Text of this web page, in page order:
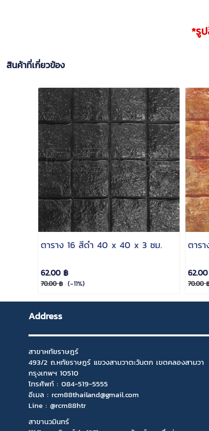
*รู
สินค้าที่เกี่ยวข้อง
ตาราง 16 สีดำ 40 x 40 x 3 ซม.
62.00 ฿
70.00 ฿ (-11%)
ตาร
70.00
Address
สาขาหทัยราษฎร์
493/2 ถ.หทัยราษฎร์ แขวงสามวาตะวันตก เขตคลองสามวา
กรุงเทพฯ 10510
โทรศัพท์ : 084-519-5555
อีเมล : rcm88thailand@gmail.com
Line : @rcm88htr
สาขานวมินทร์